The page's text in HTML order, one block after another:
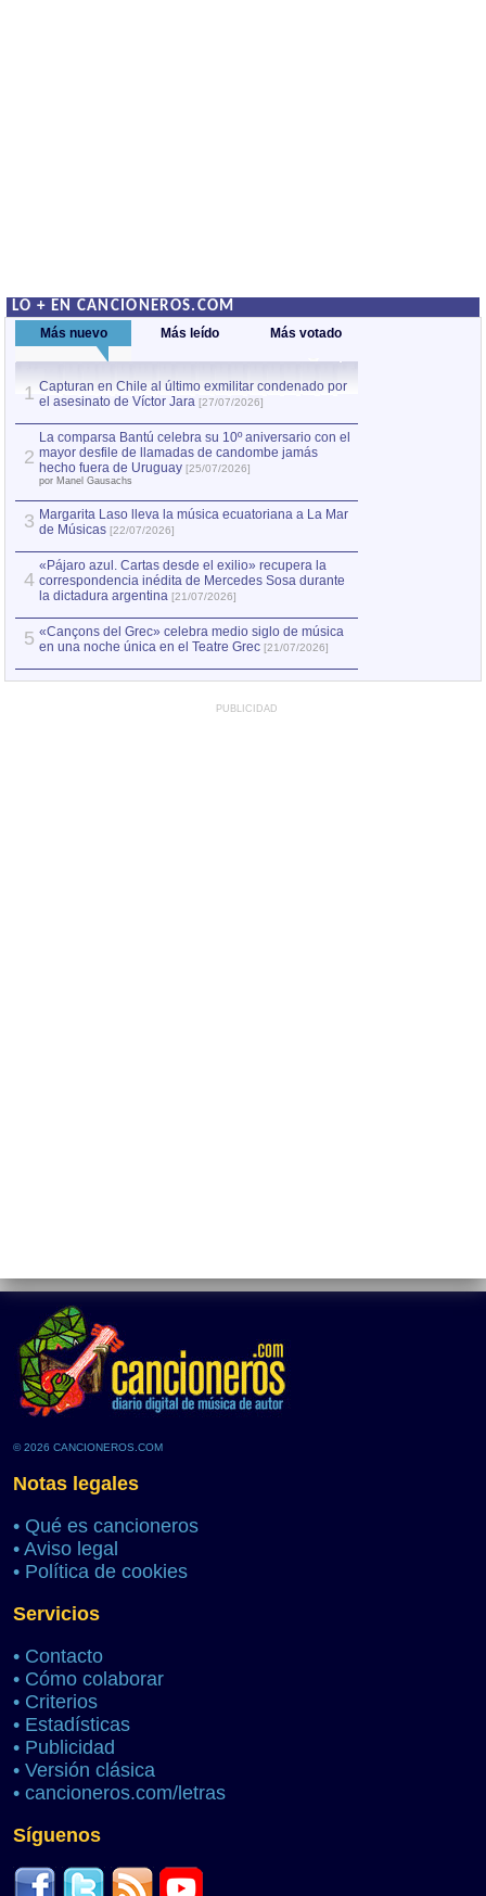
LO + EN CANCIONEROS.COM
Más nuevo Más leído Más votado
1 Capturan en Chile al último exmilitar condenado por
el asesinato de Víctor Jara [27/07/2026]
2
La comparsa Bantú celebra su 10º aniversario con el
mayor desfile de llamadas de candombe jamás
hecho fuera de Uruguay [25/07/2026]
por Manel Gausachs
3 Margarita Laso lleva la música ecuatoriana a La Mar
de Músicas [22/07/2026]
4
«Pájaro azul. Cartas desde el exilio» recupera la
correspondencia inédita de Mercedes Sosa durante
la dictadura argentina [21/07/2026]
5 «Cançons del Grec» celebra medio siglo de música
en una noche única en el Teatre Grec [21/07/2026]
PUBLICIDAD
© 2026 CANCIONEROS.COM
Notas legales
• Qué es cancioneros
• Aviso legal
• Política de cookies
Servicios
• Contacto
• Cómo colaborar
• Criterios
• Estadísticas
• Publicidad
• Versión clásica
• cancioneros.com/letras
Síguenos